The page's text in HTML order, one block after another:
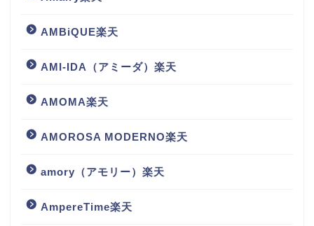
AMBiQUE楽天
AMI-IDA（アミーダ）楽天
AMOMA楽天
AMOROSA MODERNO楽天
amory（アモリー）楽天
AmpereTime楽天